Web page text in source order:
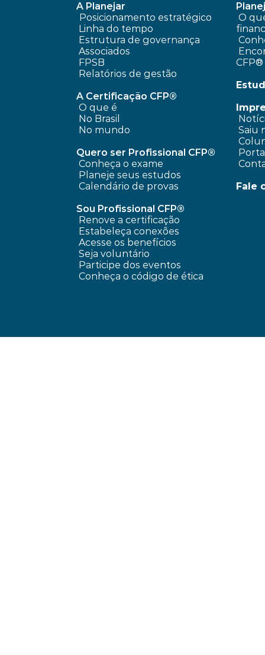
A Planejar
Posicionamento estratégico
Linha do tempo
Estrutura de governança
Associados
FPSB
Relatórios de gestão
A Certificação CFP®
O que é
No Brasil
No mundo
Quero ser Profissional CFP®
Conheça o exame
Planeje seus estudos
Calendário de provas
Sou Profissional CFP®
Renove a certificação
Estabeleça conexões
Acesse os benefícios
Seja voluntário
Participe dos eventos
Conheça o código de ética
CFP®
Saiu
Fale